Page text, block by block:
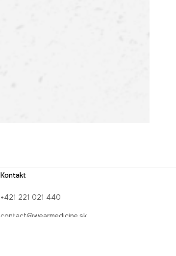
Kontakt
+421 221 021 440
contact@wearmedicine.sk